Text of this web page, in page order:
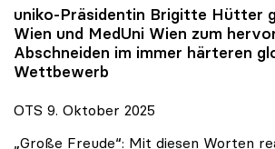
uniko-Präsidentin Brigitte Hütter
Wien und MedUni Wien zum
Abschneiden im immer härteren
Wettbewerb
OTS 9. Oktober 2025
„Große Freude“: Mit diesen Worten